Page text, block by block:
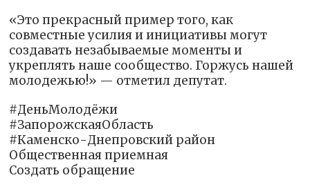
«Это прекрасный пример того, как
совместные усилия и инициативы могут
создавать незабываемые моменты и
укреплять наше сообщество. Горжусь нашей
молодежью!» — отметил депутат.
#ДеньМолодёжи
#ЗапорожскаяОбласть
#Каменско-Днепровский район
Общественная приемная
Создать обращение